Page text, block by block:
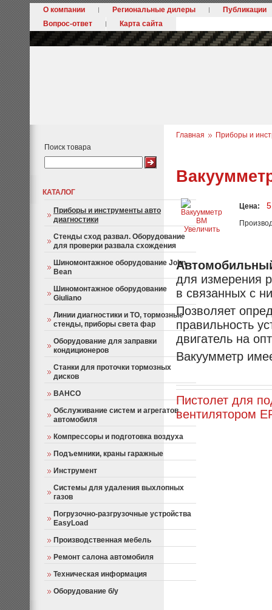
О компании Региональные дилеры
Публикации
Вопрос-ответ
Карта сайта
Поиск товара
КАТАЛОГ
Приборы и инструменты авто
диагностики
Стенды сход развал. Оборудование
для проверки развала схождения
Шиномонтажное оборудование John
Bean
Шиномонтажное оборудование
Giuliano
Линии диагностики и ТО, тормозные
стенды, приборы света фар
Оборудование для заправки
кондиционеров
Станки для проточки тормозных
дисков
BAHCO
Обслуживание систем и агрегатов
автомобиля
Компрессоры и подготовка воздуха
Подъемники, краны гаражные
Инструмент
Системы для удаления выхлопных
газов
Погрузочно-разгрузочные устройства
EasyLoad
Производственная мебель
Ремонт салона автомобиля
Техническая информация
Оборудование б/у
Главная Приборы и
Увеличить
Цена:
для измерения
в связанных с
Позволяет
правильность
двигатель на
Вакуумметр
Пистолет для
вентилятором